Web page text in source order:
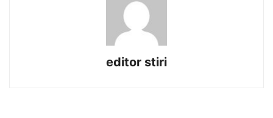
editor stiri